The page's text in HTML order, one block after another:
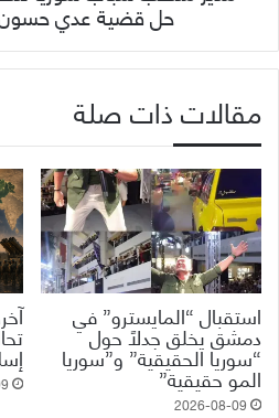
حل قضية عدي حسون خلال
مقالات ذات صلة
استقبال “المايسترو” في
دمشق يخلق جدلاً حول
“سوريا الحقيقية” و”سوريا
المو حقيقية”
2026-08-09